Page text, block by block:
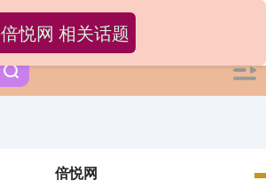
倍悦网
倍悦网 相关话题